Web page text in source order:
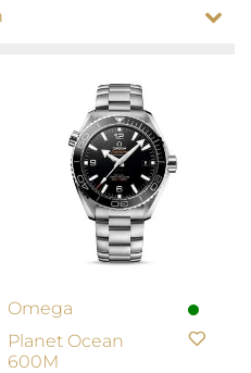
Omega
Planet Ocean
600M